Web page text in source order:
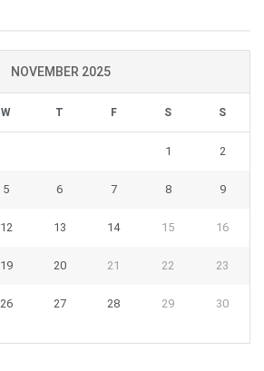
NOVEMBER 2025
W T F S S
1 2
5 6 7 8 9
12 13 14 15 16
19 20 21 22 23
26 27 28 29 30